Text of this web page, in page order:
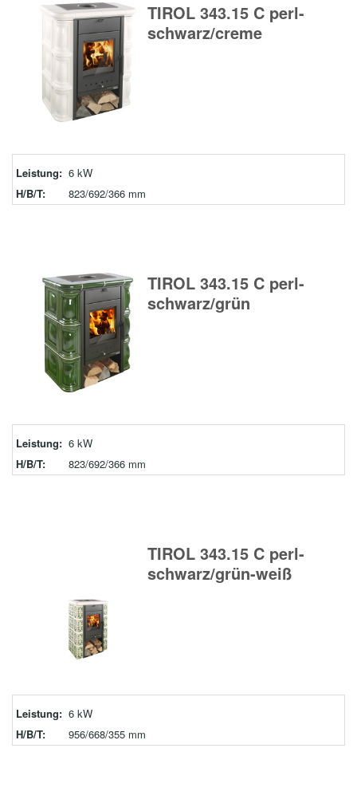
TIROL 343.15 C perl-
schwarz/creme
Leistung: 6 kW
H/B/T:
823/692/366 mm
TIROL 343.15 C perl-
schwarz/grün
Leistung: 6 kW
H/B/T:
823/692/366 mm
TIROL 343.15 C perl-
schwarz/grün-weiß
Leistung: 6 kW
H/B/T:
956/668/355 mm